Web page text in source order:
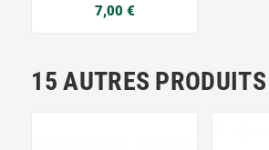
7,00 €Prix
15 AUTRES